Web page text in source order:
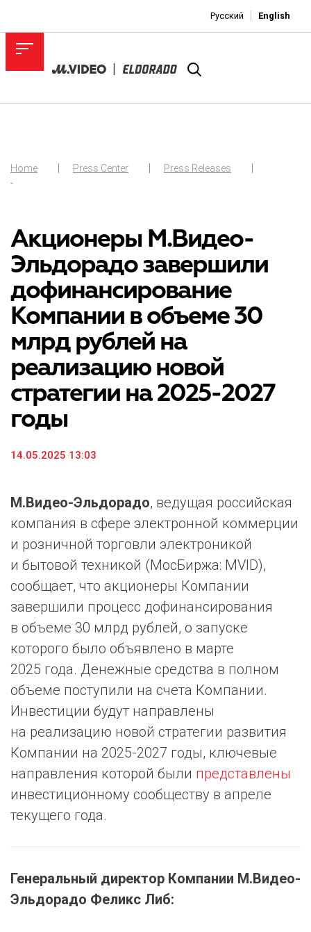
Русский English
Home Press Center
Press Releases
-
Акционеры М.Видео-
Эльдорадо завершили
дофинансирование
Компании в объеме 30
млрд рублей на
реализацию новой
стратегии на 2025-2027
годы
14.05.2025 13:03
М.Видео-Эльдорадо, ведущая российская
компания в сфере электронной коммерции
и розничной торговли электроникой
и бытовой техникой (МосБиржа: MVID),
сообщает, что акционеры Компании
завершили процесс дофинансирования
в объеме 30 млрд рублей, о запуске
которого было объявлено в марте
2025 года. Денежные средства в полном
объеме поступили на счета Компании.
Инвестиции будут направлены
на реализацию новой стратегии развития
Компании на 2025-2027 годы, ключевые
направления которой были представлены
инвестиционному сообществу в апреле
текущего года.
Генеральный директор Компании М.Видео-
Эльдорадо Феликс Либ: